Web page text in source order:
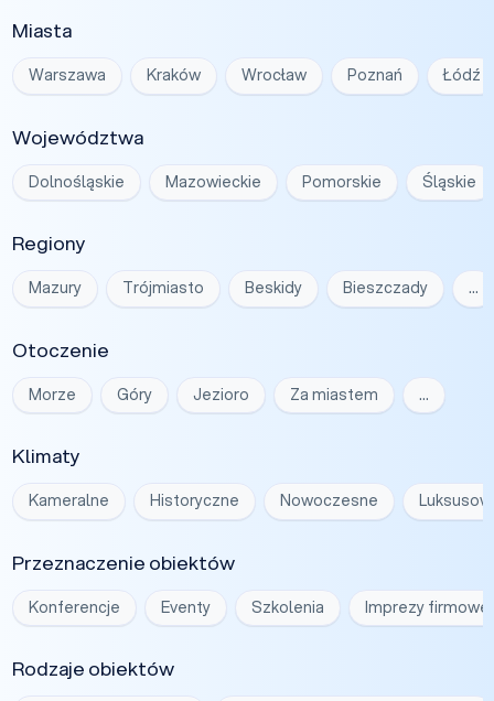
Miasta
Warszawa Kraków Wrocław Poznań Łódź
Województwa
Dolnośląskie Mazowieckie Pomorskie Śląskie
Regiony
Mazury Trójmiasto Beskidy Bieszczady …
Otoczenie
Morze Góry Jezioro Za miastem …
Klimaty
Kameralne Historyczne Nowoczesne
Przeznaczenie obiektów
Konferencje Eventy Szkolenia Imprezy firmowe
Rodzaje obiektów